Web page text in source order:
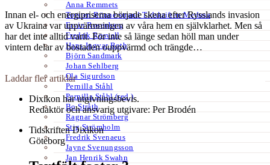
Anna Remmets
Torsten Rönnerstrand Tidskriften Medusa
Ervin Rosenberg
Fredrik Rosvall
Hans-Ingvar Roth
Björn Sandmark
Johan Sehlberg
Ola Sigurdson
Pernilla Ståhl
Pernilla Ståhl (red.)
Bo Stråth
Ragnar Strömberg
Stig Strömholm
Fredrik Svenaeus
Jayne Svenungsson
Jan Henrik Swahn
Innan el- och energipriserna började skena efter Rysslands invasion
av Ukraina var uppvärmningen av våra hem en självklarhet. Men så
har det inte alltid varit. För inte så länge sedan höll man under
vintern delar av bostaden ouppvärmd och trängde…
Laddar fler artiklar
Dixikon har utgivningsbevis.
Redaktör och ansvarig utgivare: Per Brodén
Tidskriften Dixikon
Göteborg